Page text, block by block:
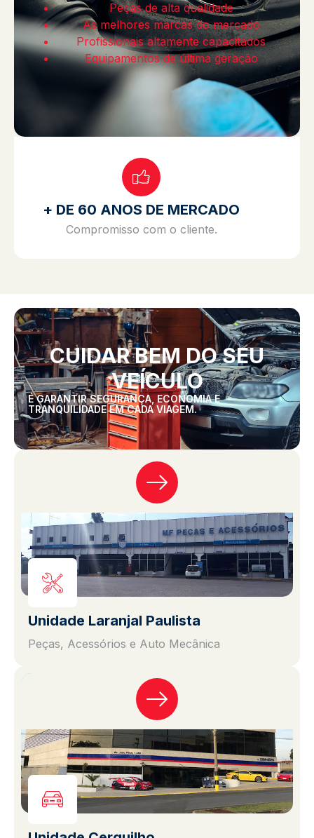
Peças de alta qualidade
As melhores marcas do mercado
Profissionais altamente capacitados
Equipamentos de última geração
+ DE 60 ANOS DE MERCADO
Compromisso com o cliente.
CUIDAR BEM DO SEU
VEÍCULO
É GARANTIR SEGURANÇA, ECONOMIA E
TRANQUILIDADE EM CADA VIAGEM.
Unidade Laranjal Paulista
Peças, Acessórios e Auto Mecânica